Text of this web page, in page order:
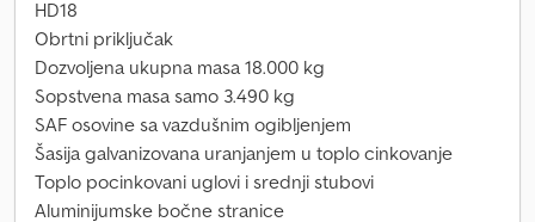
HD18
Obrtni priključak
Dozvoljena ukupna masa 18.000 kg
Sopstvena masa samo 3.490 kg
SAF osovine sa vazdušnim ogibljenjem
Šasija galvanizovana uranjanjem u toplo cinkovanje
Toplo pocinkovani uglovi i srednji stubovi
Aluminijumske bočne stranice